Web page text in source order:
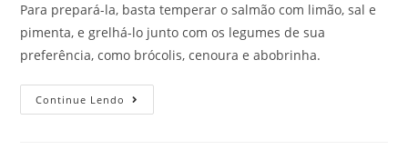
Para prepará-la, basta temperar o salmão com limão, sal e
pimenta, e grelhá-lo junto com os legumes de sua
preferência, como brócolis, cenoura e abobrinha.
Continue Lendo